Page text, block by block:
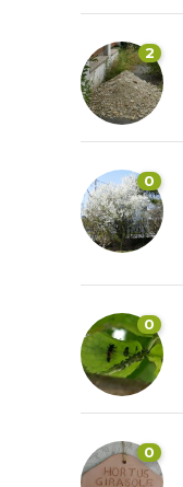
2
0
0
0